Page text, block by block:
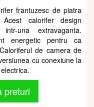
frantuzesc de piatra
calorifer design
una extravaganta.
energetic pentru ca
de camera de
cu conexiune la
preturi